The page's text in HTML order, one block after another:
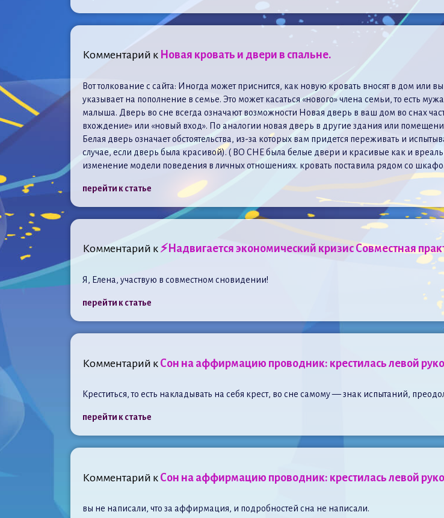
Комментарий к Новая кровать и двери в спальне.
Вот толкование с сайта: Иногда может приснится, как новую кровать вносят в дом или
указывает на пополнение в семье. Это может касаться «нового» члена семьи, то есть
малыша. Дверь во сне всегда означают возможности Новая дверь в ваш дом во снах
вхождение» или «новый вход». По аналогии новая дверь в другие здания или
Белая дверь означает обстоятельства, из-за которых вам придется переживать и
случае, если дверь была красивой). ( ВО СНЕ была белые двери и красивые как и
изменение модели поведения в личных отношениях. кровать поставила рядом со
перейти к статье
Комментарий к ⚡Надвигается экономический кризис Совместная
Я, Елена, участвую в совместном сновидении!
перейти к статье
Комментарий к Сон на аффирмацию проводник: крестилась левой
Креститься, то есть накладывать на себя крест, во сне самому — знак испытаний,
перейти к статье
Комментарий к Сон на аффирмацию проводник: крестилась левой
вы не написали, что за аффирмация, и подробностей сна не написали.